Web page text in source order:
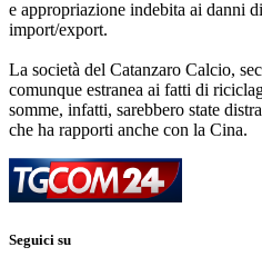
e appropriazione indebita ai danni
import/export.
La società del Catanzaro Calcio,
comunque estranea ai fatti di
somme, infatti, sarebbero state
che ha rapporti anche con la Cina.
Seguici su